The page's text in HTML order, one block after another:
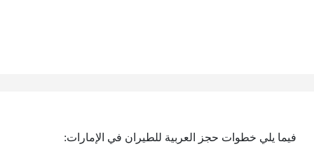
فيما يلي خطوات حجز العربية للطيران في الإمارات: